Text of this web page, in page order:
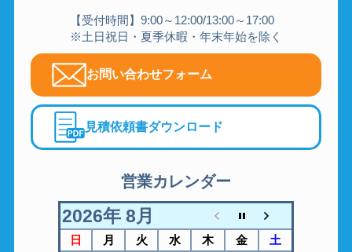
【受付時間】9:00～12:00/13:00～17:00
※土日祝日・夏季休暇・年末年始を除く
お問い合わせフォーム
見積依頼書ダウンロード
営業カレンダー
2026年 8月
日 月 火 水 木 金 土